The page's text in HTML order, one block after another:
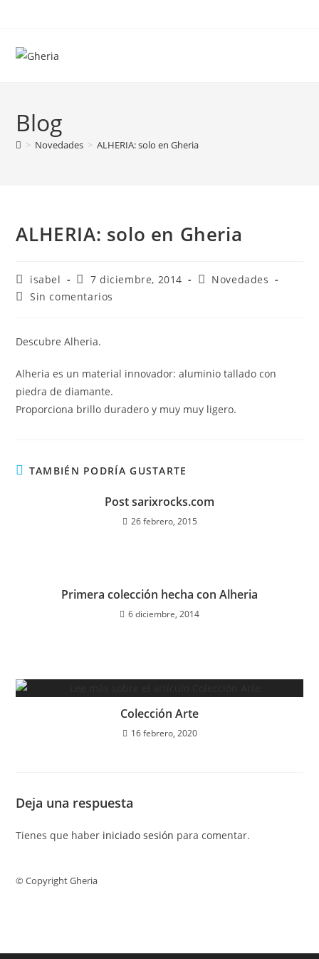
contenido
Blog
> Novedades > ALHERIA: solo en Gheria
ALHERIA: solo en Gheria
Autor
de
isabel
Publicación
de
7 diciembre, 2014
Categoría
Novedades
Comentarios
entrada:
Sin comentarios
Descubre Alheria.
Alheria es un material innovador: aluminio tallado con
piedra de diamante.
Proporciona brillo duradero y muy muy ligero.
TAMBIÉN PODRÍA GUSTARTE
Post sarixrocks.com
26 febrero, 2015
Primera colección hecha con Alheria
6 diciembre, 2014
Colección Arte
16 febrero, 2020
Deja una respuesta
Tienes que haber iniciado sesión para comentar.
© Copyright Gheria